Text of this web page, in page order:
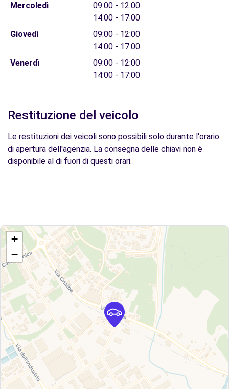
Mercoledì
09:00 - 12:00
14:00 - 17:00
Giovedì
09:00 - 12:00
14:00 - 17:00
Venerdì
09:00 - 12:00
14:00 - 17:00
Restituzione del veicolo
Le restituzioni dei veicoli sono possibili solo durante l'orario
di apertura dell'agenzia. La consegna delle chiavi non è
disponibile al di fuori di questi orari.
+
−